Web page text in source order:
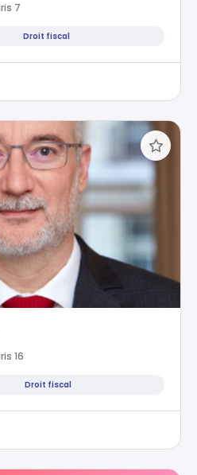
7
Droit fiscal
16
Droit fiscal